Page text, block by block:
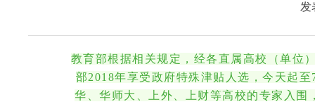
发
教育部根据相关规定，经各直属高校（单位
部2018年享受政府特殊津贴人选，今天起
华、华师大、上外、上财等高校的专家入